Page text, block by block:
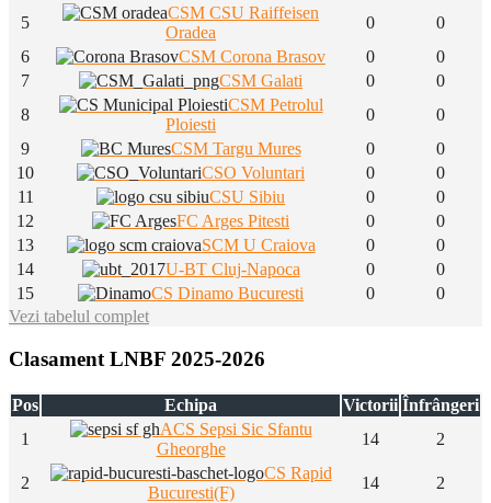
5
CSM CSU Raiffeisen
Oradea
0
0
6
CSM Corona Brasov 0
0
7
CSM Galati 0
0
8
CSM Petrolul
Ploiesti
0
0
9
CSM Targu Mures 0
0
10
CSO Voluntari 0
0
11
CSU Sibiu 0
0
12
FC Arges Pitesti 0
0
13
SCM U Craiova 0
0
14
U-BT Cluj-Napoca 0
0
15
CS Dinamo Bucuresti 0
0
Vezi tabelul complet
Clasament LNBF 2025-2026
Pos Echipa Victorii Înfrângeri
1
ACS Sepsi Sic Sfantu
Gheorghe
14 2
2
CS Rapid
Bucuresti(F)
14
2